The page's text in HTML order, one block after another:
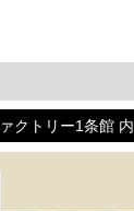
クトリー1条館 内